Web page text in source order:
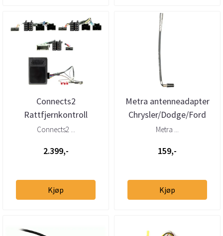
Connects2
Rattfjernkontroll
interface GM (2007-2016)
Connects2 ...
2.399,-
Kjøp
Metra antenneadapter
Chrysler/Dodge/Ford
(US)/GM/Jeep/Saab
Metra ...
159,-
Kjøp